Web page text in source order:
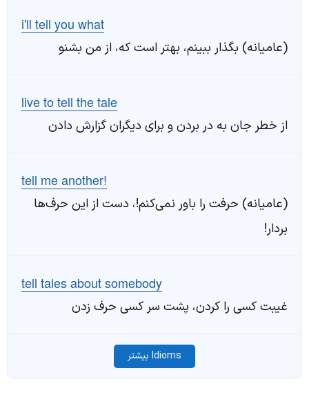
i'll tell you what
(عامیانه) بگذار ببینم، بهتر است که، از من بشنو
live to tell the tale
از خطر جان به در بردن و برای دیگران گزارش دادن
tell me another!
(عامیانه) حرفت را باور نمی‌کنم!، دست از این حرف‌ها
بردار!
tell tales about somebody
غیبت کسی را کردن، پشت سر کسی حرف زدن
Idioms بیشتر